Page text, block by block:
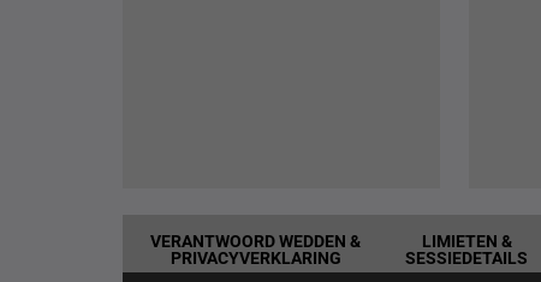
VERANTWOORD WEDDEN &
PRIVACYVERKLARING
LIMIETEN &
SESSIEDETAILS